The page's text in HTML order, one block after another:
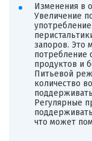
Изменения в
Увеличение
запоров. Это
потребление
продуктов и
Питьевой
количество
Регулярные
что может